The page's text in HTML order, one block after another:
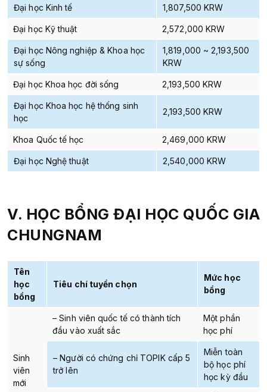
Đại học Kinh tế 1,807,500 KRW
Đại học Kỹ thuật 2,572,000 KRW
Đại học Nông nghiệp & Khoa học
sự sống
1,819,000 ~ 2,193,500
KRW
Đại học Khoa học đời sống 2,193,500 KRW
Đại học Khoa học hệ thống sinh
học
2,193,500 KRW
Khoa Quốc tế học 2,469,000 KRW
Đại học Nghệ thuật 2,540,000 KRW
V. HỌC BỔNG ĐẠI HỌC QUỐC GIA
CHUNGNAM
Tên
học
bổng
Tiêu chí tuyển chọn
Mức học
bổng
Sinh
viên
mới
– Sinh viên quốc tế có thành tích
đầu vào xuất sắc
Một phần
học phí
– Người có chứng chỉ TOPIK cấp 5
trở lên
Miễn toàn
bộ học phí
học kỳ đầu